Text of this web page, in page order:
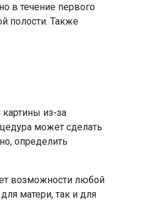
в течение первого
полости. Также
из-за
может сделать
определить
возможности любой
матери, так и для